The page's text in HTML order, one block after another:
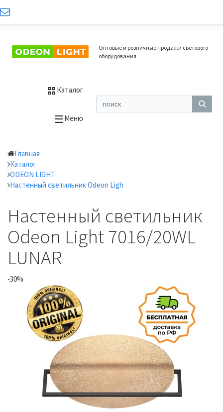
Оптовые и розничные продажи светового
оборудования
Каталог
Меню
Главная
Каталог
ODEON LIGHT
Настенный светильник Odeon Ligh
Настенный светильник
Odeon Light 7016/20WL
LUNAR
-30%